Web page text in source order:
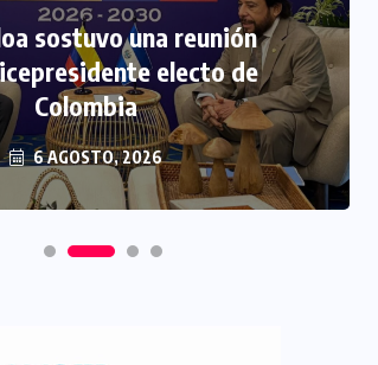
sostuvo una reunión
electo de
Colombia
6 AGOSTO, 2026